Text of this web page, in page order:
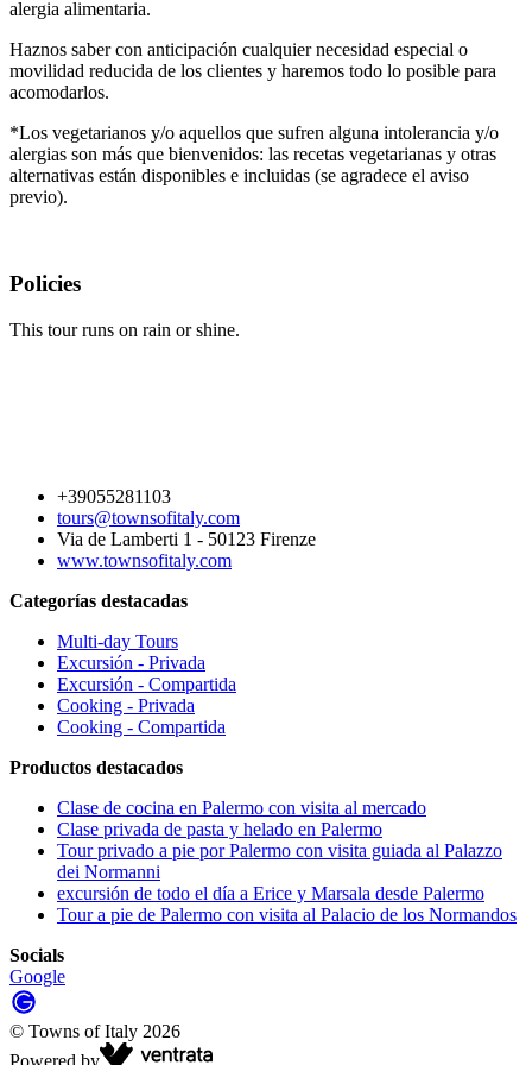
alergia alimentaria.
Haznos saber con anticipación cualquier necesidad especial o
movilidad reducida de los clientes y haremos todo lo posible para
acomodarlos.
*Los vegetarianos y/o aquellos que sufren alguna intolerancia y/o
alergias son más que bienvenidos: las recetas vegetarianas y otras
alternativas están disponibles e incluidas (se agradece el aviso
previo).
Policies
This tour runs on rain or shine.
+39055281103
tours@townsofitaly.com
Via de Lamberti 1 - 50123 Firenze
www.townsofitaly.com
Categorías destacadas
Multi-day Tours
Excursión - Privada
Excursión - Compartida
Cooking - Privada
Cooking - Compartida
Productos destacados
Clase de cocina en Palermo con visita al mercado
Clase privada de pasta y helado en Palermo
Tour privado a pie por Palermo con visita guiada al Palazzo
dei Normanni
excursión de todo el día a Erice y Marsala desde Palermo
Tour a pie de Palermo con visita al Palacio de los Normandos
Socials
Google
© Towns of Italy 2026
Powered by